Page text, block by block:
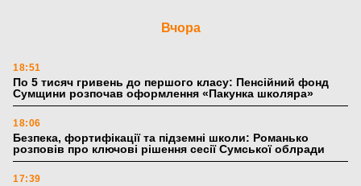
Вчора
18:51
По 5 тисяч гривень до першого класу: Пенсійний фонд
Сумщини розпочав оформлення «Пакунка школяра»
18:06
Безпека, фортифікації та підземні школи: Романько
розповів про ключові рішення сесії Сумської облради
17:39